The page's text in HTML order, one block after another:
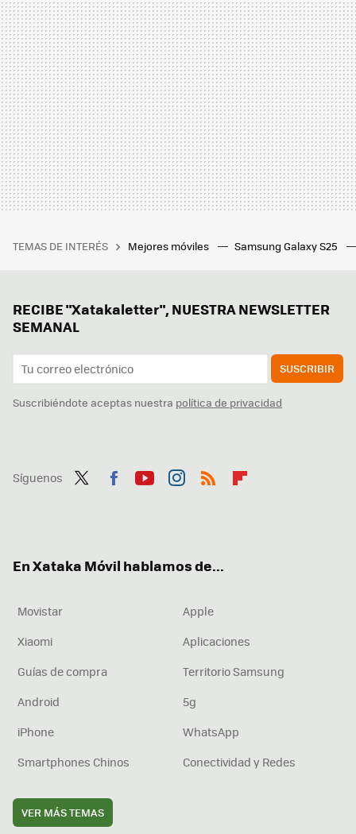
TEMAS DE INTERÉS Mejores móviles Samsung Galaxy S25
RECIBE "Xatakaletter", NUESTRA NEWSLETTER
SEMANAL
SUSCRIBIR
Suscribiéndote aceptas nuestra política de privacidad
Síguenos
En Xataka Móvil hablamos de...
Movistar
Apple
Xiaomi
Aplicaciones
Guías de compra
Territorio Samsung
Android
5g
iPhone
WhatsApp
Smartphones Chinos
Conectividad y Redes
VER MÁS TEMAS